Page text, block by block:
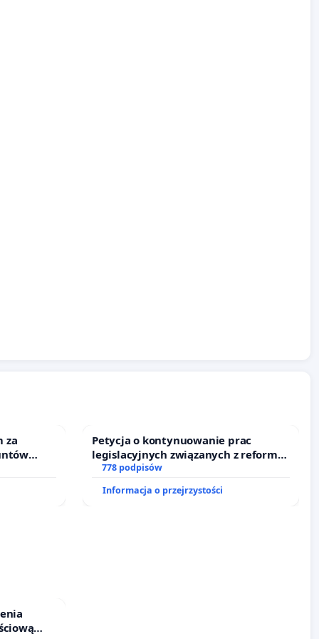
za
ogrody
Petycja o kontynuowanie prac
legislacyjnych związanych z reformą
prawa rodzinnego
778 podpisów
Informacja o przejrzystości